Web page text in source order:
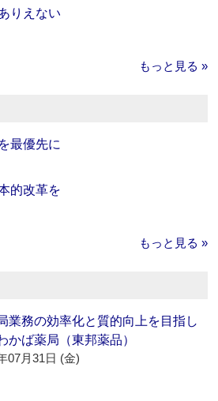
りえない
もっと見る »
最優先に
的改革を
もっと見る »
業務の効率化と質的向上を目指し
かば薬局（東邦薬品）
07月31日 (金)